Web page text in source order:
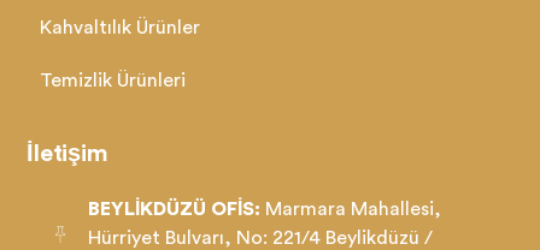
Kahvaltılık Ürünler
Temizlik Ürünleri
İletişim
BEYLİKDÜZÜ OFİS: Marmara Mahallesi,
Hürriyet Bulvarı, No: 221/4 Beylikdüzü /